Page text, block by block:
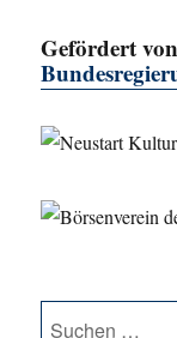
Gefördert
Suche